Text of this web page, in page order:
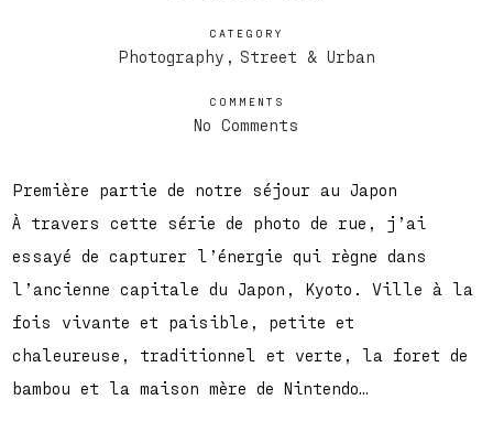
CATEGORY
Photography Street & Urban
COMMENTS
No Comments
Première partie de notre séjour au Japon
À travers cette série de photo de rue, j’ai
essayé de capturer l’énergie qui règne dans
l’ancienne capitale du Japon, Kyoto. Ville à la
fois vivante et paisible, petite et
chaleureuse, traditionnel et verte, la foret de
bambou et la maison mère de Nintendo…